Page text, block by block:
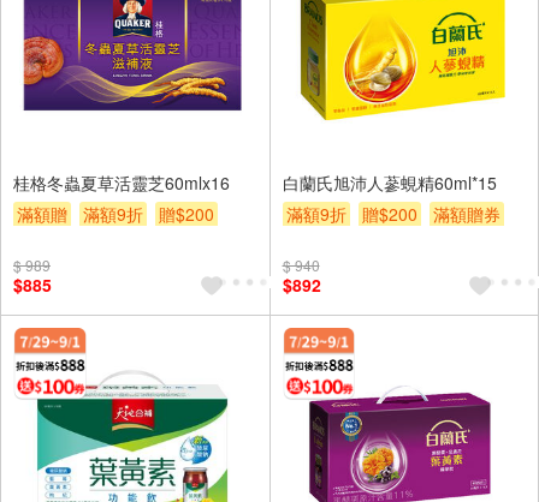
桂格冬蟲夏草活靈芝60mlx16
滿額贈
滿額9折
贈$200
$ 989
$885
白蘭氏旭沛人蔘蜆精60ml*15
滿額9折
贈$200 滿額贈券
$ 940
$892